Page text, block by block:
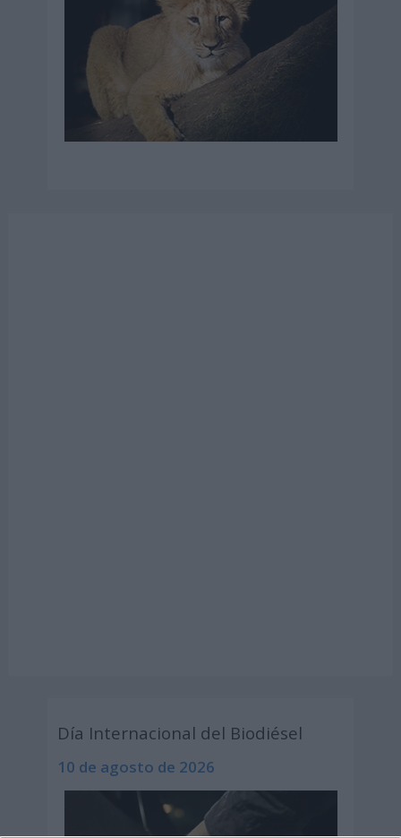
Día Internacional del Biodiésel
10 de agosto de 2026